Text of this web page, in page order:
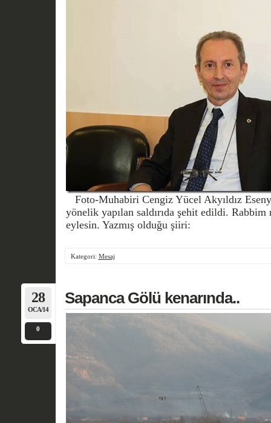
Foto-Muhabiri Cengiz Yücel Akyıldız
yönelik yapılan saldırıda şehit edildi.
eylesin. Yazmış olduğu şiiri:
Kategori: Mesaj
28
OCA/14
0
Sapanca Gölü kenarında..